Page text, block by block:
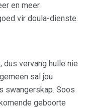
en meer
vir doula-dienste.
dus vervang hulle nie
sal jou
swangerskap. Soos
geboorte